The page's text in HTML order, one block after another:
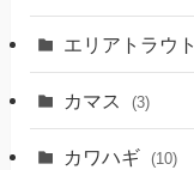
エリアトラウト
カマス (3)
カワハギ (10)